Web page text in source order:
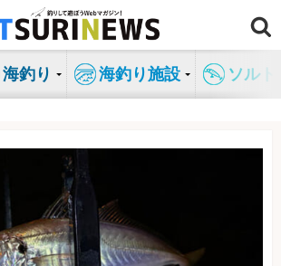
海釣り 海釣り施設 ソル